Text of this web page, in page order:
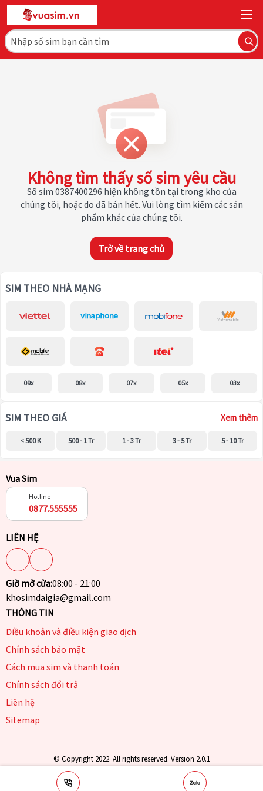
Không tìm thấy số sim yêu cầu
Số sim 0387400296 hiện không tồn tại trong kho của
chúng tôi, hoặc do đã bán hết. Vui lòng tìm kiếm các sản
phẩm khác của chúng tôi.
Trở về trang chủ
SIM THEO NHÀ MẠNG
09x 08x 07x 05x 03x
SIM THEO GIÁ Xem thêm
< 500 K 500 - 1 Tr 1 - 3 Tr 3 - 5 Tr 5 - 10 Tr
Vua Sim
Hotline
0877.555555
LIÊN HỆ
Giờ mở cửa:08:00 - 21:00
khosimdaigia@gmail.com
THÔNG TIN
Điều khoản và điều kiện giao dịch
Chính sách bảo mật
Cách mua sim và thanh toán
Chính sách đổi trả
Liên hệ
Sitemap
© Copyright 2022. All rights reserved. Version 2.0.1